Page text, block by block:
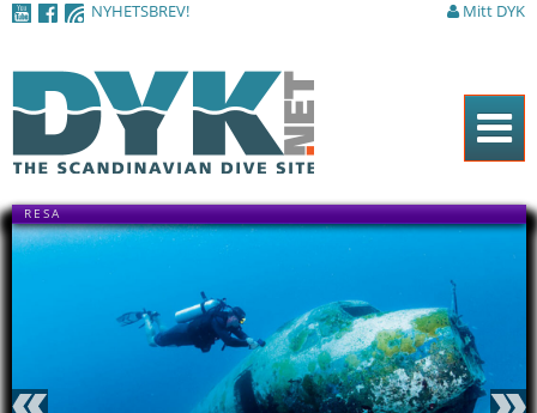
NYHETSBREV! Mitt DYK
Hem
Tidningen
Artiklar
RESA